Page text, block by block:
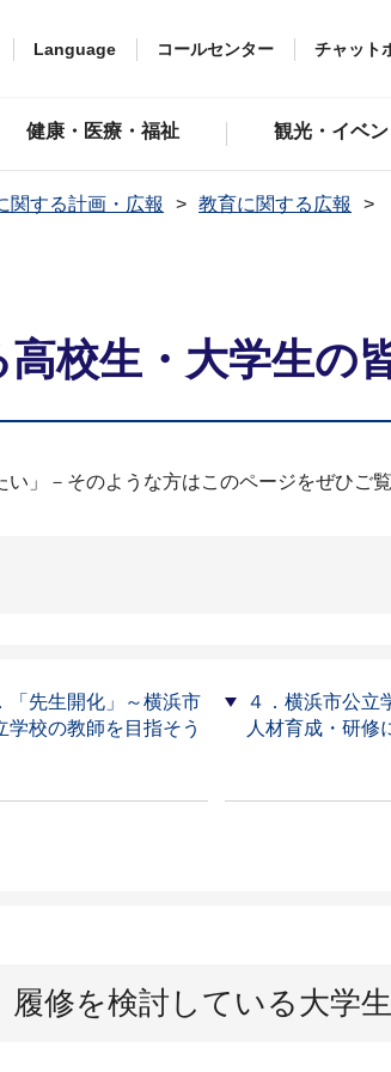
Language コールセンター チャット
健康・医療・福祉 観光・イベン
関する計画・広報
教育に関する広報
高校生・大学生の
」－そのような方はこのページをぜひご覧
「先生開化」～横浜市
学校の教師を目指そう
４．横浜市公立
人材育成・研修
修を検討している大学生